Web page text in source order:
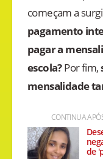
começam a
pagamento
pagar a
escola?Por fim,
mensalidade
CONTINUA
de